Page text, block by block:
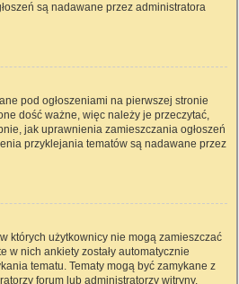
są nadawane przez administratora
pod ogłoszeniami na pierwszej stronie
dość ważne, więc należy je przeczytać,
jak uprawnienia zamieszczania ogłoszeń
przyklejania tematów są nadawane przez
których użytkownicy nie mogą zamieszczać
w nich ankiety zostały automatycznie
tematu. Tematy mogą być zamykane z
forum lub administratorzy witryny.